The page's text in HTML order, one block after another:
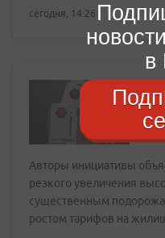
сегодня, 14:26
В
Авторы инициативы
резкого увеличения
существенным
ростом тарифов на
в